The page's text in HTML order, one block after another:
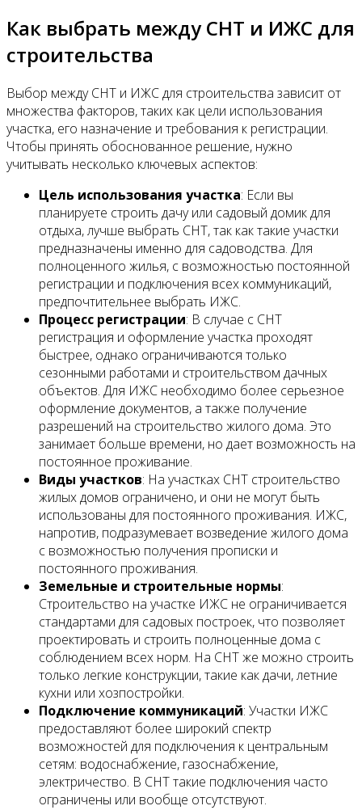
Как выбрать между СНТ и ИЖС для
строительства
Выбор между СНТ и ИЖС для строительства зависит от
множества факторов, таких как цели использования
участка, его назначение и требования к регистрации.
Чтобы принять обоснованное решение, нужно
учитывать несколько ключевых аспектов:
Цель использования участка: Если вы
планируете строить дачу или садовый домик для
отдыха, лучше выбрать СНТ, так как такие участки
предназначены именно для садоводства. Для
полноценного жилья, с возможностью постоянной
регистрации и подключения всех коммуникаций,
предпочтительнее выбрать ИЖС.
Процесс регистрации: В случае с СНТ
регистрация и оформление участка проходят
быстрее, однако ограничиваются только
сезонными работами и строительством дачных
объектов. Для ИЖС необходимо более серьезное
оформление документов, а также получение
разрешений на строительство жилого дома. Это
занимает больше времени, но дает возможность на
постоянное проживание.
Виды участков: На участках СНТ строительство
жилых домов ограничено, и они не могут быть
использованы для постоянного проживания. ИЖС,
напротив, подразумевает возведение жилого дома
с возможностью получения прописки и
постоянного проживания.
Земельные и строительные нормы:
Строительство на участке ИЖС не ограничивается
стандартами для садовых построек, что позволяет
проектировать и строить полноценные дома с
соблюдением всех норм. На СНТ же можно строить
только легкие конструкции, такие как дачи, летние
кухни или хозпостройки.
Подключение коммуникаций: Участки ИЖС
предоставляют более широкий спектр
возможностей для подключения к центральным
сетям: водоснабжение, газоснабжение,
электричество. В СНТ такие подключения часто
ограничены или вообще отсутствуют.